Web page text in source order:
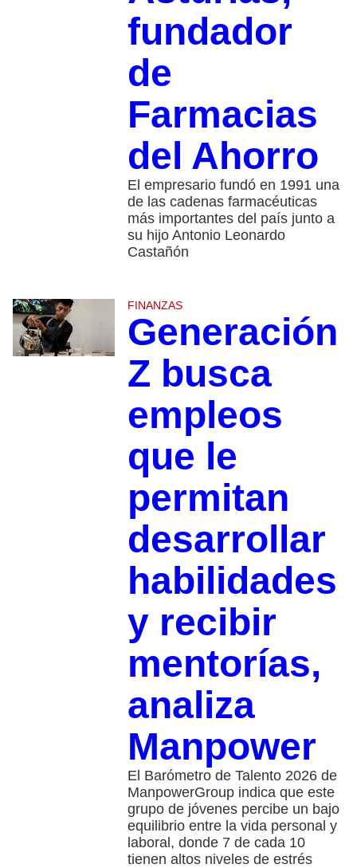
fundador
de
Farmacias
del Ahorro
El empresario fundó en 1991 una
de las cadenas farmacéuticas
más importantes del país junto a
su hijo Antonio Leonardo
Castañón
FINANZAS
Generación
Z busca
empleos
que le
permitan
desarrollar
habilidades
y recibir
mentorías,
analiza
Manpower
El Barómetro de Talento 2026 de
ManpowerGroup indica que este
grupo de jóvenes percibe un bajo
equilibrio entre la vida personal y
laboral, donde 7 de cada 10
tienen altos niveles de estrés